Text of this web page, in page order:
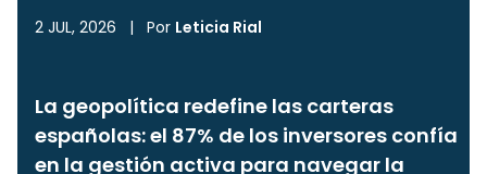
2 JUL, 2026 | Por Leticia Rial
La geopolítica redefine las carteras
españolas: el 87% de los inversores confía
en la gestión activa para navegar la